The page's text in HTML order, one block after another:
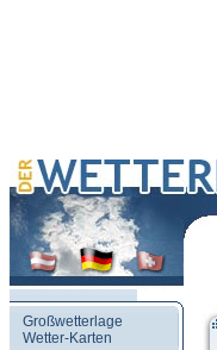
Großwetterlage
Wetter-Karten